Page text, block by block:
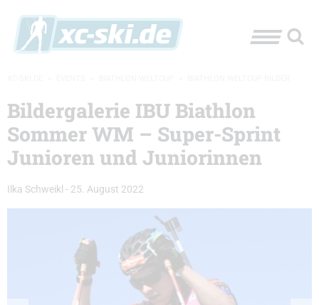
Bildergalerie IBU Biathlon
Sommer WM – Super-Sprint
Junioren und Juniorinnen
Ilka Schweikl - 25. August 2022